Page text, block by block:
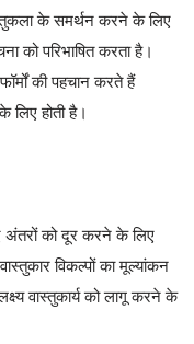
के समर्थन करने के लिए
को परिभाषित करता है।
की पहचान करते हैं
लिए होती है।
अंतरों को दूर करने के लिए
विकल्पों का मूल्यांकन
वास्तुकार्य को लागू करने के